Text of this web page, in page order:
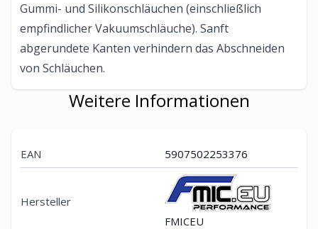
Gummi- und Silikonschläuchen (einschließlich
empfindlicher Vakuumschläuche). Sanft
abgerundete Kanten verhindern das Abschneiden
von Schläuchen.
Weitere Informationen
EAN 5907502253376
Hersteller
FMICEU